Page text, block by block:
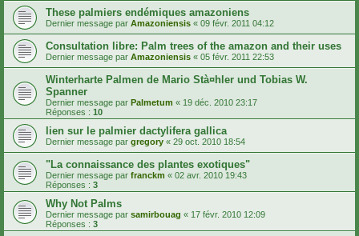
These palmiers endémiques amazoniens
Dernier message par Amazoniensis « 09 févr. 2011 04:12
Consultation libre: Palm trees of the amazon and their uses
Dernier message par Amazoniensis « 05 févr. 2011 22:53
Winterharte Palmen de Mario Stà¤hler und Tobias W.
Spanner
Dernier message par Palmetum « 19 déc. 2010 23:17
Réponses : 10
lien sur le palmier dactylifera gallica
Dernier message par gregory « 29 oct. 2010 18:54
"La connaissance des plantes exotiques"
Dernier message par franckm « 02 avr. 2010 19:43
Réponses : 3
Why Not Palms
Dernier message par samirbouag « 17 févr. 2010 12:09
Réponses : 3